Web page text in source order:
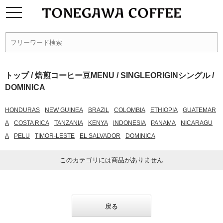
トップ/焙煎コーヒー豆MENU /SINGLEORIGINシングル/
DOMINICA
HONDURAS NEW GUINEA BRAZIL COLOMBIA ETHIOPIA
GUATEMAR
A
COSTA RICA TANZANIA KENYA INDONESIA PANAMA
NICARAGU
A
PELU TIMOR-LESTE EL SALVADOR DOMINICA
このカテゴリには商品がありません
戻る